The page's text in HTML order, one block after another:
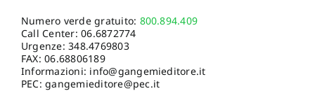
Numero verde gratuito: 800.894.409
Call Center:06.6872774
Urgenze:348.4769803
FAX: 06.68806189
Informazioni: info@gangemieditore.it
PEC: gangemieditore@pec.it